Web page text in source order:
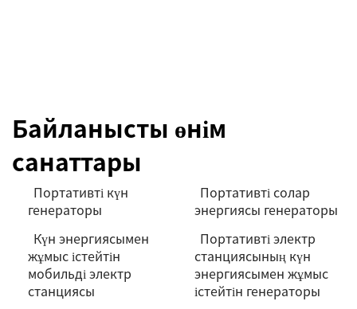
Байланысты өнім
санаттары
Портативті күн
генераторы
Портативті солар
энергиясы генераторы
Күн энергиясымен
жұмыс істейтін
мобильді электр
станциясы
Портативті электр
станциясының күн
энергиясымен жұмыс
істейтін генераторы